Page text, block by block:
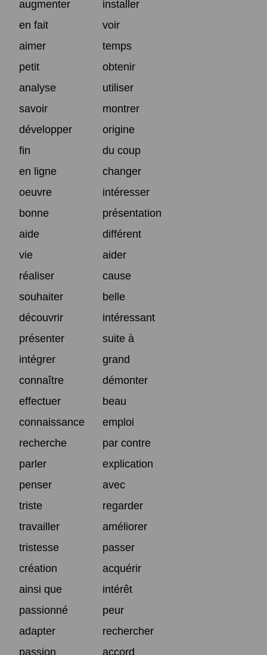
augmenter
installer
en fait
voir
aimer
temps
petit
obtenir
analyse
utiliser
savoir
montrer
développer
origine
fin
du coup
en ligne
changer
oeuvre
intéresser
bonne
présentation
aide
différent
vie
aider
réaliser
cause
souhaiter
belle
découvrir
intéressant
présenter
suite à
intégrer
grand
connaître
démonter
effectuer
beau
connaissance
emploi
recherche
par contre
parler
explication
penser
avec
triste
regarder
travailler
améliorer
tristesse
passer
création
acquérir
ainsi que
intérêt
passionné
peur
adapter
rechercher
passion
accord